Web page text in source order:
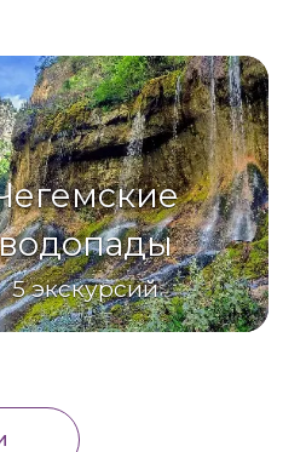
5 экскурсий